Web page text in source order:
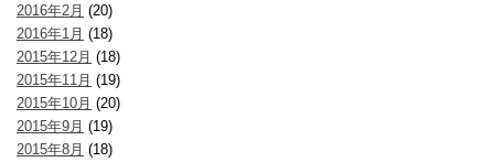
2016年2月 (20)
2016年1月 (18)
2015年12月 (18)
2015年11月 (19)
2015年10月 (20)
2015年9月 (19)
2015年8月 (18)